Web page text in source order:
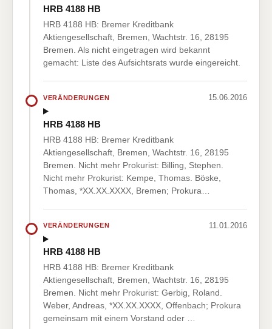
HRB 4188 HB
HRB 4188 HB: Bremer Kreditbank
Aktiengesellschaft, Bremen, Wachtstr. 16, 28195
Bremen. Als nicht eingetragen wird bekannt
gemacht: Liste des Aufsichtsrats wurde eingereicht.
VERÄNDERUNGEN 15.06.2016
HRB 4188 HB
HRB 4188 HB: Bremer Kreditbank
Aktiengesellschaft, Bremen, Wachtstr. 16, 28195
Bremen. Nicht mehr Prokurist: Billing, Stephen.
Nicht mehr Prokurist: Kempe, Thomas. Böske,
Thomas, *XX.XX.XXXX, Bremen; Prokura…
VERÄNDERUNGEN 11.01.2016
HRB 4188 HB
HRB 4188 HB: Bremer Kreditbank
Aktiengesellschaft, Bremen, Wachtstr. 16, 28195
Bremen. Nicht mehr Prokurist: Gerbig, Roland.
Weber, Andreas, *XX.XX.XXXX, Offenbach; Prokura
gemeinsam mit einem Vorstand oder …